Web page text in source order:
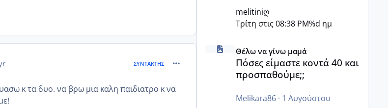
ΣΥΝΤΆΚΤΗΣ comment_888964
κ τα δυο. να βρω μια καλη παιδιατρο κ να
melitiniღ
Τρίτη στις 08:38 PM%d ημ
Πόσες είμαστε κοντά 40 και προσπαθούμε;;
Θέλω να γίνω μαμά
Πόσες είμαστε κοντά 40 και
προσπαθούμε;;
Melikara86· 1 Αυγούστου